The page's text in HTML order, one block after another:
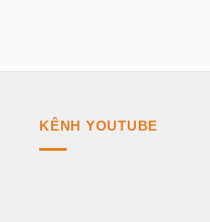
KÊNH YOUTUBE